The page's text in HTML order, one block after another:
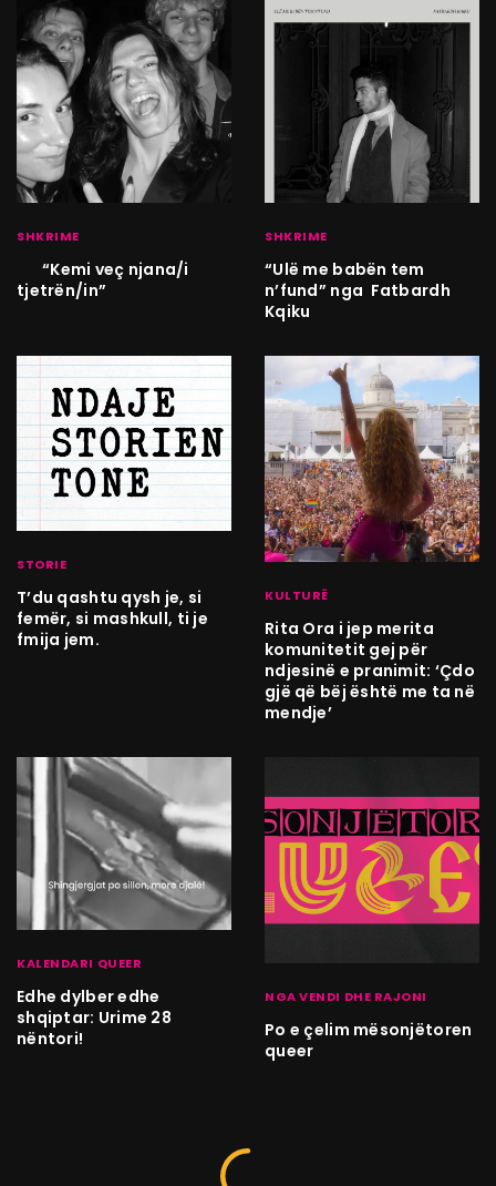
SHKRIME
“Kemi veç njana/i
tjetrën/in”
SHKRIME
“Ulë me babën tem
n’fund” nga Fatbardh
Kqiku
STORIE
T’du qashtu qysh je, si
femër, si mashkull, ti je
fmija jem.
KULTURË
Rita Ora i jep merita
komunitetit gej për
ndjesinë e pranimit: ‘Çdo
gjë që bëj është me ta në
mendje’
KALENDARI QUEER
Edhe dylber edhe
shqiptar: Urime 28
nëntori!
NGA VENDI DHE RAJONI
Po e çelim mësonjëtoren
queer